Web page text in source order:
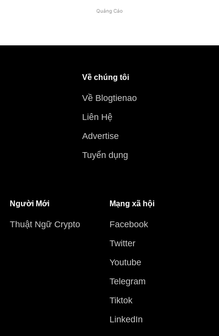
Quảng Cáo
Về chúng tôi
Về Blogtienao
Liên Hệ
Advertise
Tuyển dụng
Người Mới
Thuật Ngữ Crypto
Mạng xã hội
Facebook
Twitter
Youtube
Telegram
Tiktok
LinkedIn